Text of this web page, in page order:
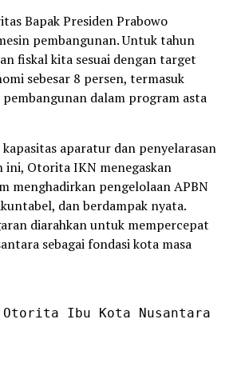
Bapak Presiden Prabowo
pembangunan. Untuk tahun
fiskal kita sesuai dengan target
sebesar 8 persen, termasuk
dalam program asta
aparatur dan penyelarasan
ini, Otorita IKN menegaskan
menghadirkan pengelolaan APBN
dan berdampak nyata.
diarahkan untuk mempercepat
sebagai fondasi kota masa
Otorita Ibu Kota Nusantara